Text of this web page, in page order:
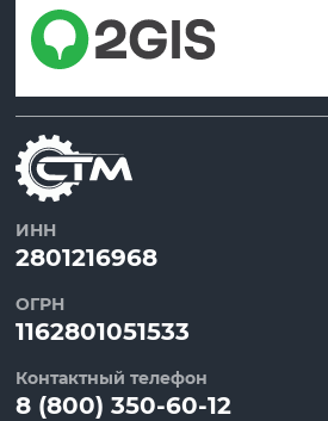
ИНН
2801216968
ОГРН
1162801051533
Контактный телефон
8 (800) 350-60-12